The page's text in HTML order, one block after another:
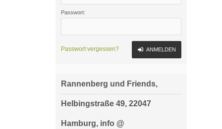
Passwort:
Passwort vergessen? ANMELDEN
Rannenberg und Friends,
Helbingstraße 49, 22047
Hamburg, info @